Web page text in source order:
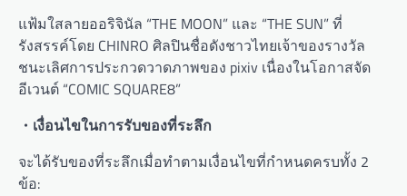
แฟ้มใสลายออริจินัล “THE MOON” และ “THE SUN” ที่
รังสรรค์โดย CHINRO ศิลปินชื่อดังชาวไทยเจ้าของรางวัล
ชนะเลิศการประกวดวาดภาพของ pixiv เนื่องในโอกาสจัด
อีเวนต์ “COMIC SQUARE8”
・เงื่อนไขในการรับของที่ระลึก
จะได้รับของที่ระลึกเมื่อทำตามเงื่อนไขที่กำหนดครบทั้ง 2
ข้อ: